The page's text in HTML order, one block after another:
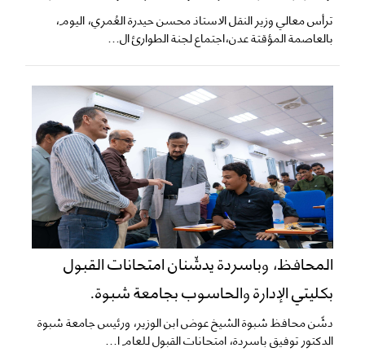
ترأس معالي وزير النقل الاستاذ محسن حيدرة العُمري، اليوم،
بالعاصمة المؤقتة عدن،اجتماع لجنة الطوارئ ال...
المحافظ، وباسردة يدشّنان امتحانات القبول
بكليتي الإدارة والحاسوب بجامعة شبوة.
دشّن محافظ شبوة الشيخ عوض ابن الوزير، ورئيس جامعة شبوة
الدكتور توفيق باسردة، امتحانات القبول للعام ا...